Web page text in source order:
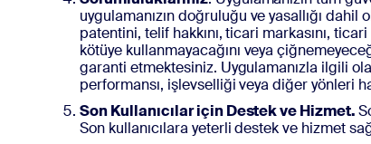
uygulamanızın doğruluğu ve yasallığı
patentini, telif hakkını, ticari markasını,
kötüye kullanmayacağını veya
garanti etmektesiniz. Uygulamanızla ilgili
performansı, işlevselliği veya diğer yönleri
Son Kullanıcılar için Destek ve Hizmet.
Son kullanıcılara yeterli destek ve hizmet